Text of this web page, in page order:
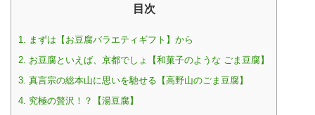
目次
1. まずは【お豆腐バラエティギフト】から
2. お豆腐といえば、京都でしょ【和菓子のような ごま豆腐】
3. 真言宗の総本山に思いを馳せる【高野山のごま豆腐】
4. 究極の贅沢！？【湯豆腐】